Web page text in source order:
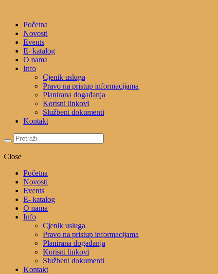
Početna
Novosti
Events
E- katalog
O nama
Info
Cjenik usluga
Pravo na pristup informacijama
Planirana događanja
Korisni linkovi
Službeni dokumenti
Kontakt
Close
Početna
Novosti
Events
E- katalog
O nama
Info
Cjenik usluga
Pravo na pristup informacijama
Planirana događanja
Korisni linkovi
Službeni dokumenti
Kontakt